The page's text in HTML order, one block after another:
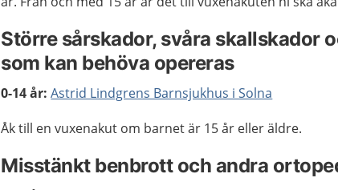
Större sårskador, svåra skallskador
som kan behöva opereras
0-14 år: Astrid Lindgrens Barnsjukhus i Solna
Åk till en vuxenakut om barnet är 15 år eller äldre.
Misstänkt benbrott och andra